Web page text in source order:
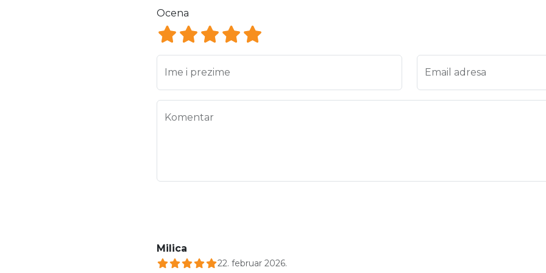
Ocena
Ocena 5
Ocena 4
Ocena 3
Ocena 2
Ocena 1
Ime i prezime Email adresa
Komentar
Milica
22. februar 2026.